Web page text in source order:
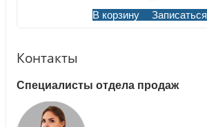
В корзину
Записаться
Контакты
Специалисты отдела продаж